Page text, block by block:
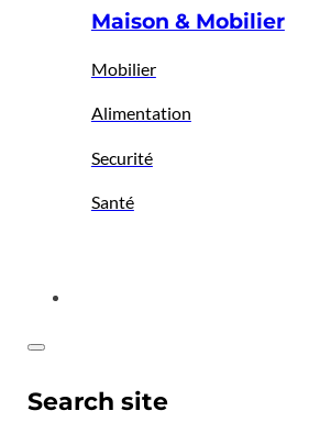
Maison & Mobilier
Mobilier
Alimentation
Securité
Santé
Search site